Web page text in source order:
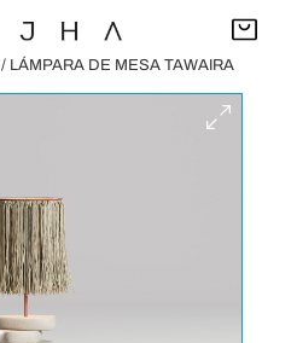
/ LÁMPARA DE MESA TAWAIRA